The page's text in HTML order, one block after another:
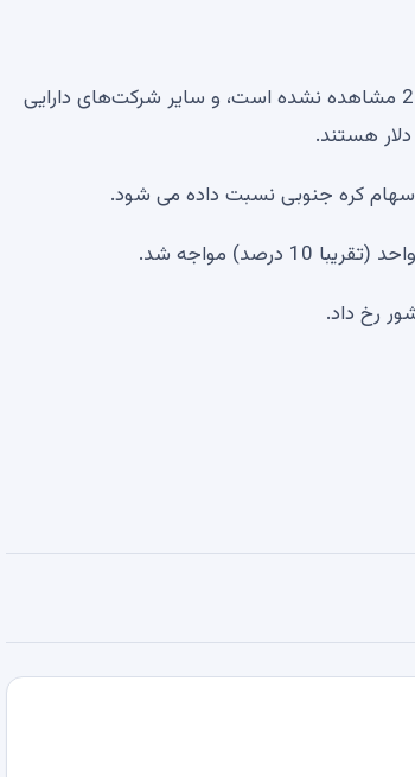
Strategy (MSTR) در حال حاضر با قیمت‌هایی معامله می‌شود که از فوریه 2024 مشاهده نشده است، و سایر شرکت‌های دارایی
کره جنوبی نسبت داده می شود.
رخ داد.